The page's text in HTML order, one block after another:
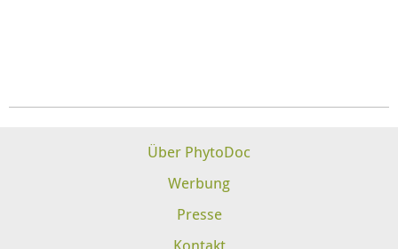
Über PhytoDoc
Werbung
Presse